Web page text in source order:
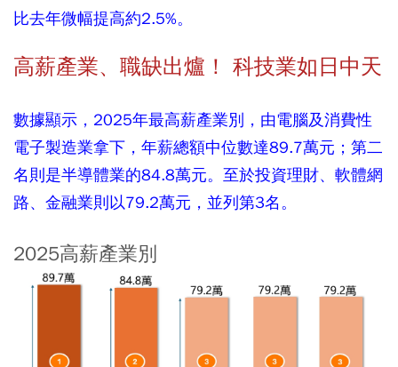
比去年微幅提高約2.5%。
高薪產業、職缺出爐！ 科技業如日中天
數據顯示，2025年最高薪產業別，由電腦及消費性
電子製造業拿下，年薪總額中位數達89.7萬元；第二
名則是半導體業的84.8萬元。至於投資理財、軟體網
路、金融業則以79.2萬元，並列第3名。
2025高薪產業別